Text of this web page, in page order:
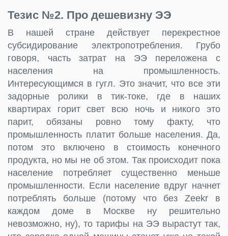
Тезис №2. Про дешевизну ЭЭ
В нашей стране действует перекрестное
субсидирование электропотребления. Грубо
говоря, часть затрат на ЭЭ переложена с
населения на промышленность.
Интересующимся в гугл. Это значит, что все эти
задорные ролики в тик-токе, где в наших
квартирах горит свет всю ночь и никого это
парит, обязаны ровно тому факту, что
промышленность платит больше населения. Да,
потом это включено в стоимость конечного
продукта, но мы не об этом. Так происходит пока
население потребляет существенно меньше
промышленности. Если население вдруг начнет
потреблять больше (потому что без Zeekr в
каждом доме в Москве ну решительно
невозможно, ну), то тарифы на ЭЭ вырастут так,